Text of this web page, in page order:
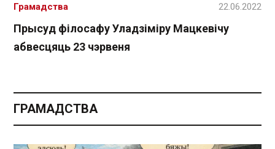
Прысуд філосафу Уладзіміру Мацкевічу
абвесцяць 23 чэрвеня
Грамадства 22.06.2022
ГРАМАДСТВА